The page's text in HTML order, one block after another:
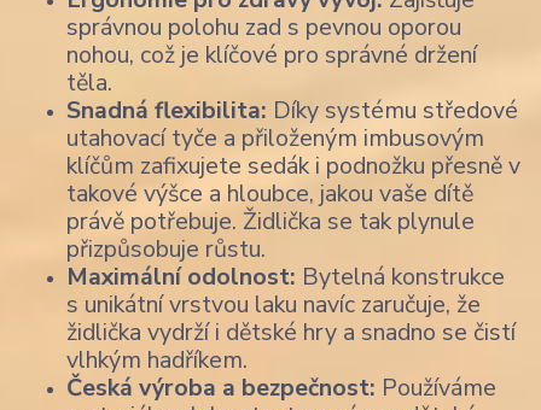
správnou polohu zad s pevnou oporou
nohou, což je klíčové pro správné držení
těla.
Snadná flexibilita: Díky systému středové
utahovací tyče a přiloženým imbusovým
klíčům zafixujete sedák i podnožku přesně v
takové výšce a hloubce, jakou vaše dítě
právě potřebuje. Židlička se tak plynule
přizpůsobuje růstu.
Maximální odolnost: Bytelná konstrukce
s unikátní vrstvou laku navíc zaručuje, že
židlička vydrží i dětské hry a snadno se čistí
vlhkým hadříkem.
Česká výroba a bezpečnost: Používáme